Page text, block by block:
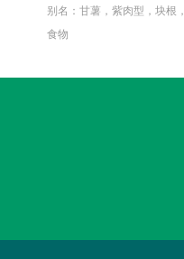
别名：甘薯，紫肉型，块根
食物